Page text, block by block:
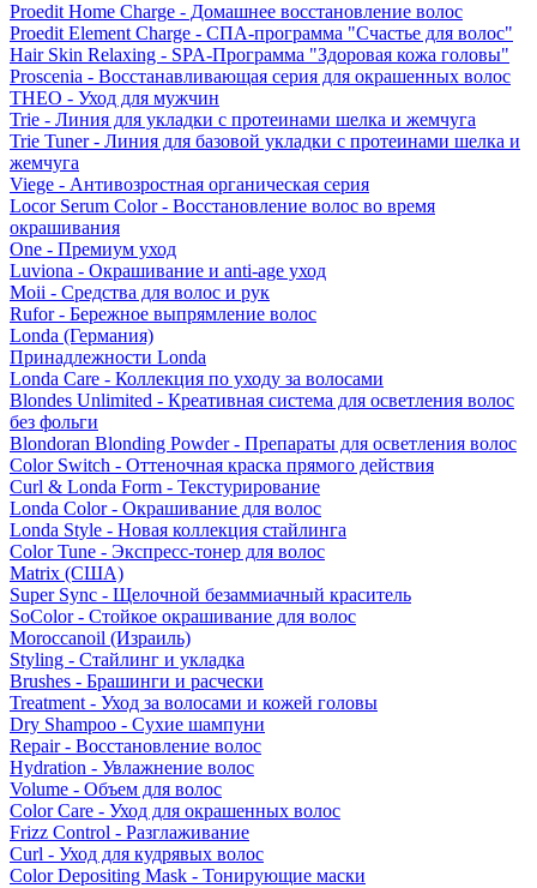
Proedit Home Charge - Домашнее восстановление волос
Proedit Element Charge - СПА-программа "Счастье для волос"
Hair Skin Relaxing - SPA-Программа "Здоровая кожа головы"
Proscenia - Восстанавливающая серия для окрашенных волос
THEO - Уход для мужчин
Trie - Линия для укладки с протеинами шелка и жемчуга
Trie Tuner - Линия для базовой укладки с протеинами шелка и
жемчуга
Viege - Антивозростная органическая серия
Locor Serum Color - Восстановление волос во время
окрашивания
One - Премиум уход
Luviona - Окрашивание и anti-age уход
Moii - Средства для волос и рук
Rufor - Бережное выпрямление волос
Londa (Германия)
Принадлежности Londa
Londa Care - Коллекция по уходу за волосами
Blondes Unlimited - Креативная система для осветления волос
без фольги
Blondoran Blonding Powder - Препараты для осветления волос
Color Switch - Оттеночная краска прямого действия
Curl & Londa Form - Текстурирование
Londa Color - Окрашивание для волос
Londa Style - Новая коллекция стайлинга
Color Tune - Экспресс-тонер для волос
Matrix (США)
Super Sync - Щелочной безаммиачный краситель
SoColor - Стойкое окрашивание для волос
Moroccanoil (Израиль)
Styling - Стайлинг и укладка
Brushes - Брашинги и расчески
Treatment - Уход за волосами и кожей головы
Dry Shampoo - Сухие шампуни
Repair - Восстановление волос
Hydration - Увлажнение волос
Volume - Объем для волос
Color Care - Уход для окрашенных волос
Frizz Control - Разглаживание
Curl - Уход для кудрявых волос
Color Depositing Mask - Тонирующие маски